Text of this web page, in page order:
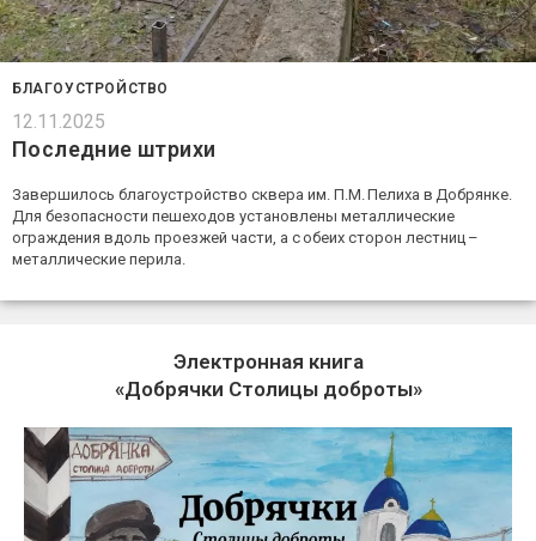
БЛАГОУСТРОЙСТВО
12.11.2025
Последние штрихи
Завершилось благоустройство сквера им. П.М. Пелиха в Добрянке.
Для безопасности пешеходов установлены металлические
ограждения вдоль проезжей части, а с обеих сторон лестниц –
металлические перила.
Электронная книга
«Добрячки Столицы доброты»